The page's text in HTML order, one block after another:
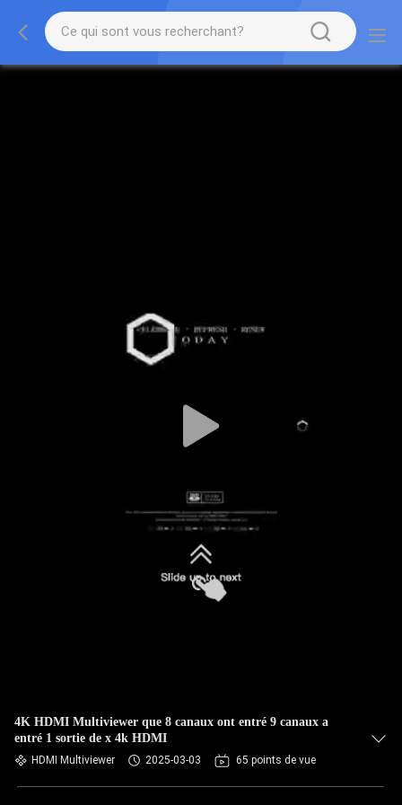
4K HDMI Multiviewer que 8 canaux ont entré 9 canaux a
entré 1 sortie de x 4k HDMI
HDMI Multiviewer 2025-03-03 65 points de vue